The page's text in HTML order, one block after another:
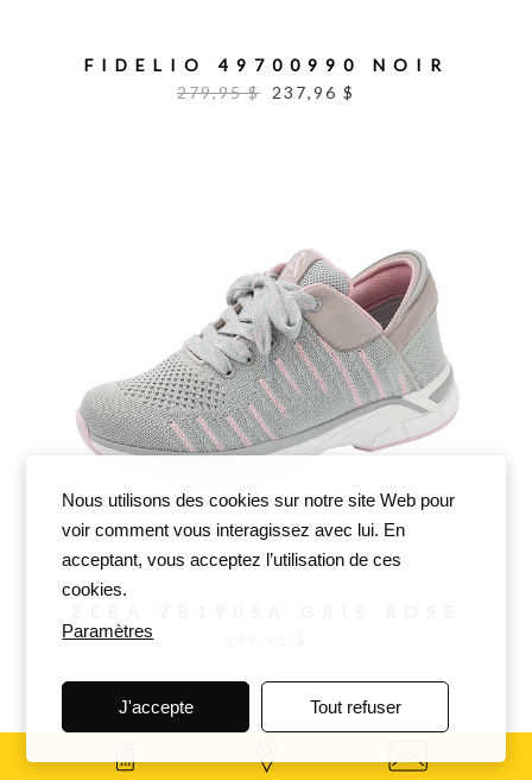
FIDELIO 49700990 NOIR
279,95 $
237,96 $
Nous utilisons des cookies sur notre site Web pour
voir comment vous interagissez avec lui. En
acceptant, vous acceptez l’utilisation de ces
cookies.
Paramètres
J'accepte Tout refuser